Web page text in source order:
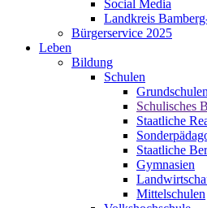
Social Media
Landkreis
Bürgerservice 2025
Leben
Bildung
Schulen
Grundschulen
Schulisches
Staatliche
Staatliche
Gymnasien
Mittelschulen